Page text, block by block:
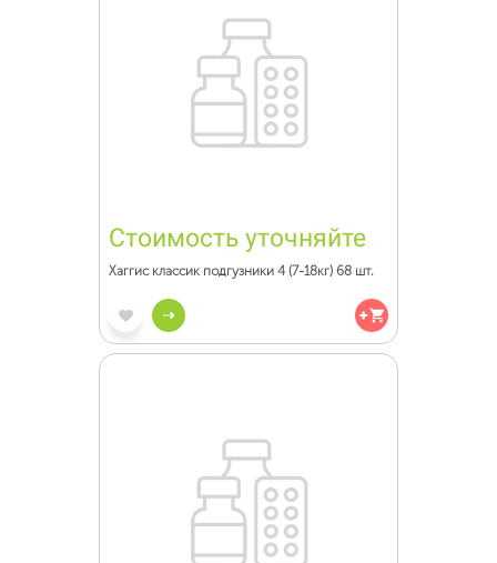
Стоимость уточняйте
Хаггис классик подгузники 4 (7-18кг) 68 шт.